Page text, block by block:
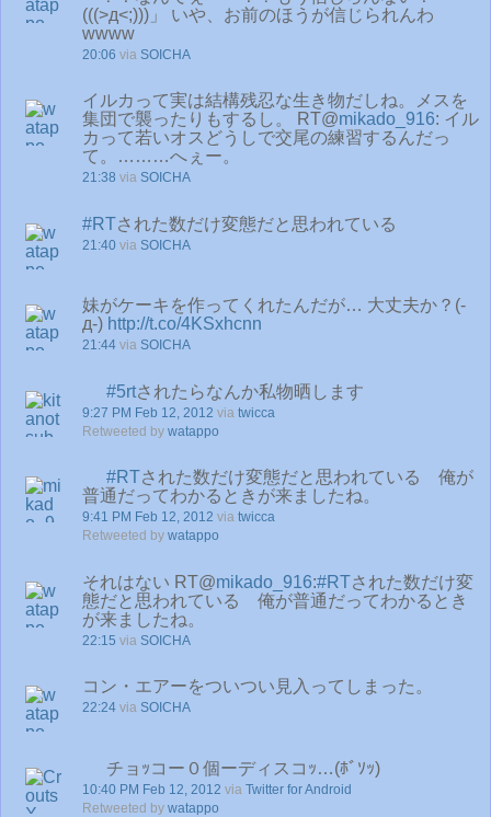
(((>д<;)))」 いや、お前のほうが信じられんわ
wwww
20:06 via SOICHA
イルカって実は結構残忍な生き物だしね。メスを
集団で襲ったりもするし。 RT@mikado_916: イル
カって若いオスどうしで交尾の練習するんだっ
て。………へぇー。
21:38 via SOICHA
#RTされた数だけ変態だと思われている
21:40 via SOICHA
妹がケーキを作ってくれたんだが… 大丈夫か？(-
д-) http://t.co/4KSxhcnn
21:44 via SOICHA
#5rtされたらなんか私物晒します
9:27 PM Feb 12, 2012 via twicca
Retweeted by watappo
#RTされた数だけ変態だと思われている 俺が
普通だってわかるときが来ましたね。
9:41 PM Feb 12, 2012 via twicca
Retweeted by watappo
それはない RT@mikado_916:#RTされた数だけ変
態だと思われている 俺が普通だってわかるとき
が来ましたね。
22:15 via SOICHA
コン・エアーをついつい見入ってしまった。
22:24 via SOICHA
チョｯコー０個ーディスコｯ…(ﾎﾞｿｯ)
10:40 PM Feb 12, 2012 via Twitter for Android
Retweeted by watappo